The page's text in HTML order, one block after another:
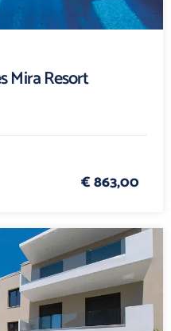
Mira Resort
€ 863,00